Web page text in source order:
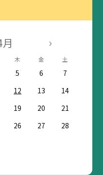
木 金 土
5 6
7
12 13
14
19 20
21
26 27
28